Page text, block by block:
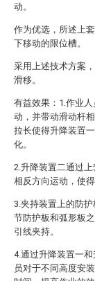
动。
作为优选，所述上
下移动的限位槽。
采用上述技术方案
滑移。
有益效果：1.作业
动，并带动滑动杆
拉长使得升降装置
化。
2.升降装置二通过
相反方向运动，使得
3.夹持装置上的防
节防护板和弧形板
引线夹持。
4.通过升降装置一
员对于不同高度安